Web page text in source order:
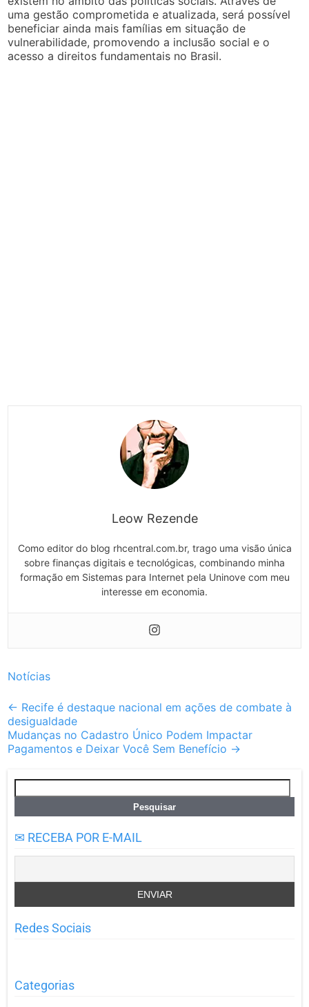
uma gestão comprometida e atualizada, será possível
beneficiar ainda mais famílias em situação de
vulnerabilidade, promovendo a inclusão social e o
acesso a direitos fundamentais no Brasil.
Leow Rezende
Como editor do blog rhcentral.com.br, trago uma visão única
sobre finanças digitais e tecnológicas, combinando minha
formação em Sistemas para Internet pela Uninove com meu
interesse em economia.
Notícias
Post
navigation
← Recife é destaque nacional em ações de combate à
desigualdade
Mudanças no Cadastro Único Podem Impactar
Pagamentos e Deixar Você Sem Benefício →
por:
✉ RECEBA POR E-MAIL
Redes Sociais
Categorias